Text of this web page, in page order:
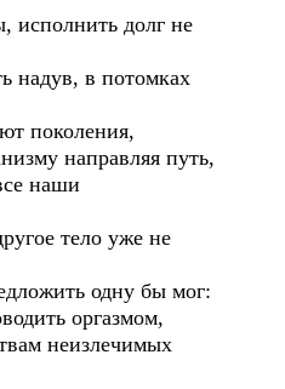
исполнить долг не
надув, в потомках
поколения,
направляя путь,
наши
тело уже не
одну бы мог:
оргазмом,
неизлечимых